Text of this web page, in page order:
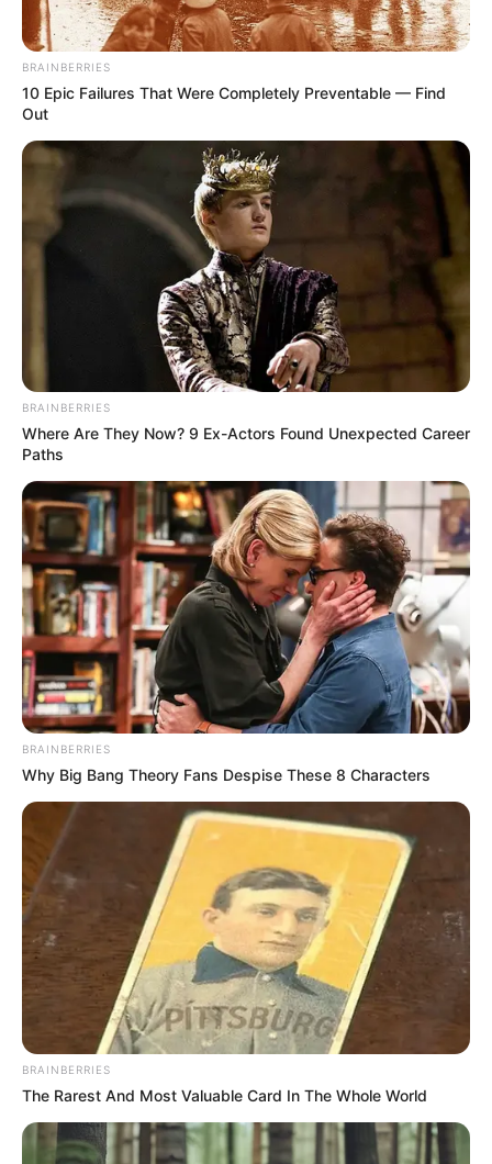
mussten die Abstammungslehre ja endlich auch mal
lernen.
weitere Kalauer
Quermania folgen: Impressum & Kontakt
Smartphone Startseite
Auf einigen Seiten dieses Projektes sind Affiliate-
Angebote integriert. Wenn etwas darüber gebucht oder
gekauft wird, ist das eine Unterstützung, ohne dass sich
dadurch der Preis ändert.
BRAINBERRIES
10 Epic Failures That Were Completely Preventable — Find
Out
BRAINBERRIES
Where Are They Now? 9 Ex-Actors Found Unexpected Career
Paths
BRAINBERRIES
Why Big Bang Theory Fans Despise These 8 Characters
BRAINBERRIES
The Rarest And Most Valuable Card In The Whole World